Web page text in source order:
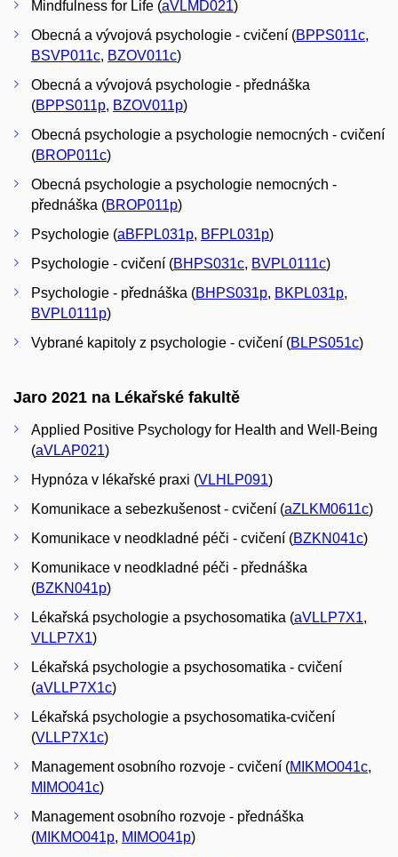
Mindfulness for Life (aVLMD021)
Obecná a vývojová psychologie - cvičení (BPPS011c,
BSVP011c, BZOV011c)
Obecná a vývojová psychologie - přednáška
(BPPS011p, BZOV011p)
Obecná psychologie a psychologie nemocných - cvičení
(BROP011c)
Obecná psychologie a psychologie nemocných -
přednáška (BROP011p)
Psychologie (aBFPL031p, BFPL031p)
Psychologie - cvičení (BHPS031c, BVPL0111c)
Psychologie - přednáška (BHPS031p, BKPL031p,
BVPL0111p)
Vybrané kapitoly z psychologie - cvičení (BLPS051c)
Jaro 2021 na Lékařské fakultě
Applied Positive Psychology for Health and Well-Being
(aVLAP021)
Hypnóza v lékařské praxi (VLHLP091)
Komunikace a sebezkušenost - cvičení (aZLKM0611c)
Komunikace v neodkladné péči - cvičení (BZKN041c)
Komunikace v neodkladné péči - přednáška
(BZKN041p)
Lékařská psychologie a psychosomatika (aVLLP7X1,
VLLP7X1)
Lékařská psychologie a psychosomatika - cvičení
(aVLLP7X1c)
Lékařská psychologie a psychosomatika-cvičení
(VLLP7X1c)
Management osobního rozvoje - cvičení (MIKMO041c,
MIMO041c)
Management osobního rozvoje - přednáška
(MIKMO041p, MIMO041p)